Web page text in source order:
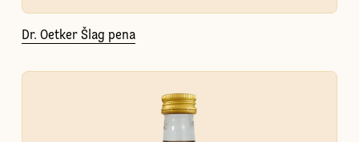
Dr. Oetker Šlag pena